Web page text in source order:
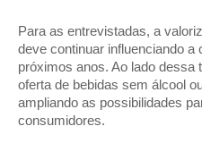
Para as entrevistadas, a
deve continuar influenciando a
próximos anos. Ao lado
oferta de bebidas sem álcool
ampliando as possibilidades
consumidores.